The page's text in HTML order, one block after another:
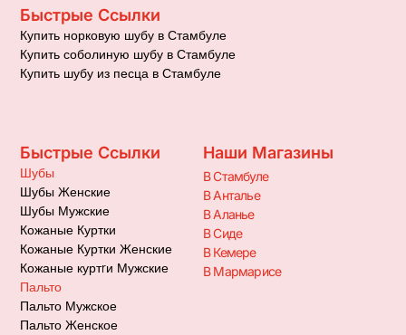
Быстрые Ссылки
Купить норковую шубу в Стамбуле
Купить соболиную шубу в Стамбуле
Купить шубу из песца в Стамбуле
Быстрые Ссылки
Шубы
Шубы Женские
Шубы Мужские
Кожаные Куртки
Кожаные Куртки Женские
Кожаные куртrи Мужские
Пальто
Пальто Мужское
Пальто Женское
Наши Магазины
В Стамбуле
В Анталье
В Аланье
В Сиде
В Кемере
В Мармарисе